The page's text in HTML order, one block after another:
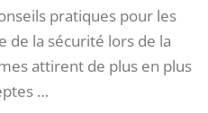
pratiques pour les
de la sécurité lors de la
attirent de plus en plus
…